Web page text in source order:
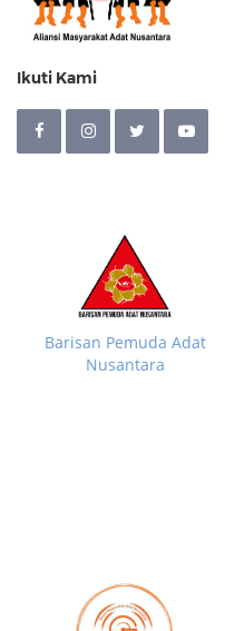
Ikuti Kami
Barisan Pemuda Adat
Nusantara